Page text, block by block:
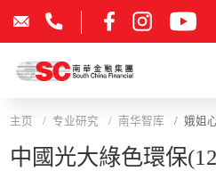
主页 专业研究 南华智库 娥姐
中國光大綠色環保